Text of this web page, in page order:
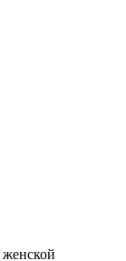
женской